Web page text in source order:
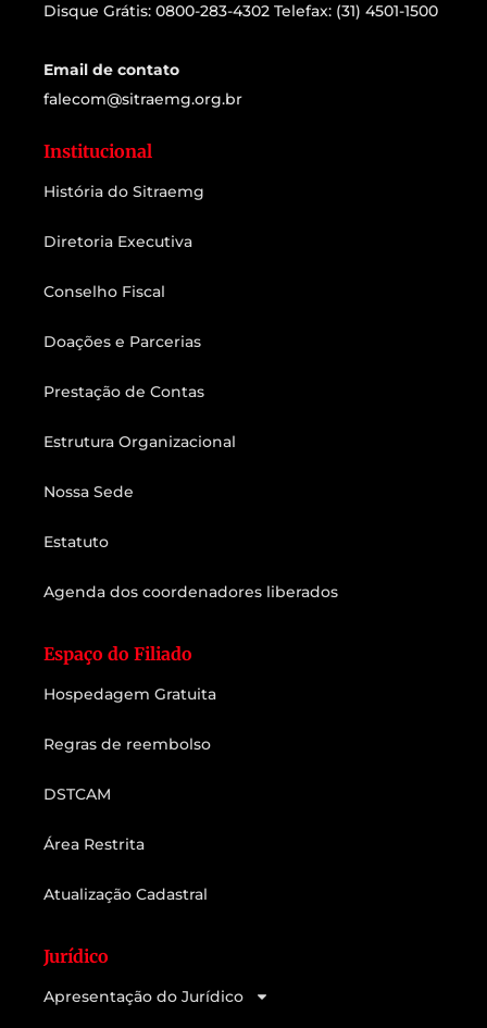
Disque Grátis: 0800-283-4302 Telefax: (31) 4501-1500
Email de contato
falecom@sitraemg.org.br
Institucional
História do Sitraemg
Diretoria Executiva
Conselho Fiscal
Doações e Parcerias
Prestação de Contas
Estrutura Organizacional
Nossa Sede
Estatuto
Agenda dos coordenadores liberados
Espaço do Filiado
Hospedagem Gratuita
Regras de reembolso
DSTCAM
Área Restrita
Atualização Cadastral
Jurídico
Apresentação do Jurídico